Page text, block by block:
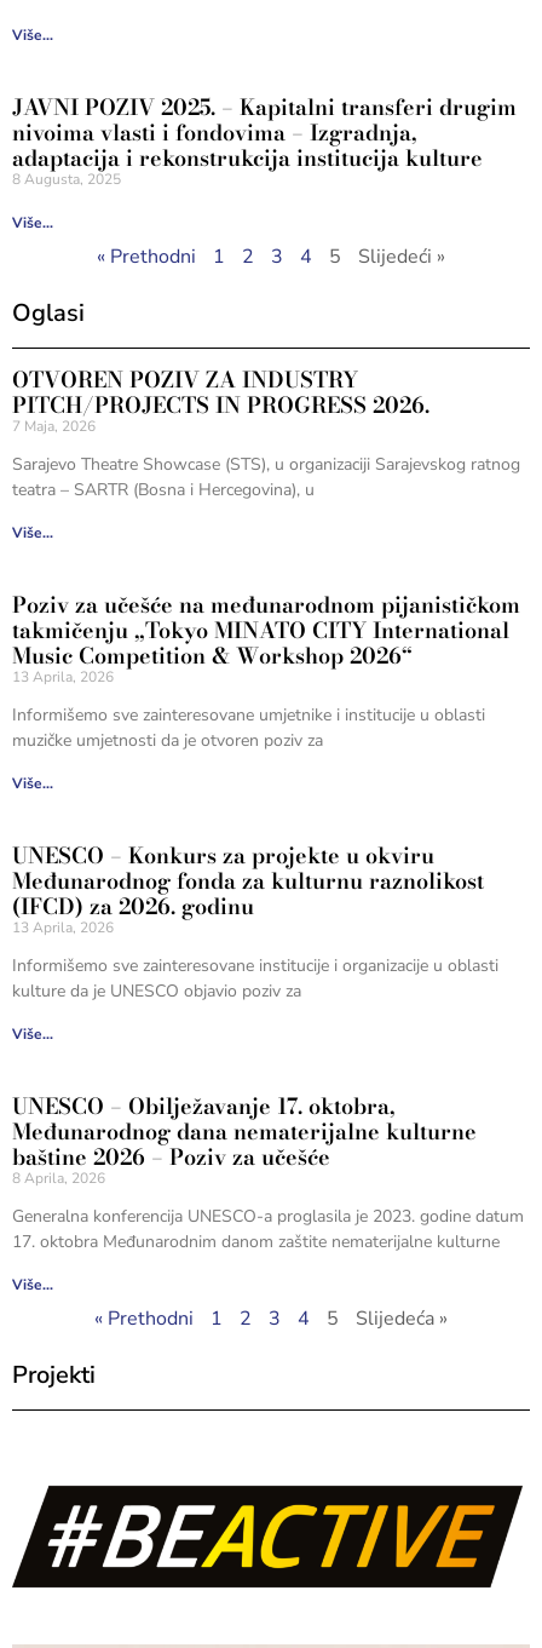
Više...
JAVNI POZIV 2025. – Kapitalni transferi drugim
nivoima vlasti i fondovima – Izgradnja,
adaptacija i rekonstrukcija institucija kulture
8 Augusta, 2025
Više...
« Prethodni 1 2 3 4 5 Slijedeći »
Oglasi
OTVOREN POZIV ZA INDUSTRY
PITCH/PROJECTS IN PROGRESS 2026.
7 Maja, 2026
Sarajevo Theatre Showcase (STS), u organizaciji Sarajevskog ratnog
teatra – SARTR (Bosna i Hercegovina), u
Više...
Poziv za učešće na međunarodnom pijanističkom
takmičenju „Tokyo MINATO CITY International
Music Competition & Workshop 2026“
13 Aprila, 2026
Informišemo sve zainteresovane umjetnike i institucije u oblasti
muzičke umjetnosti da je otvoren poziv za
Više...
UNESCO – Konkurs za projekte u okviru
Međunarodnog fonda za kulturnu raznolikost
(IFCD) za 2026. godinu
13 Aprila, 2026
Informišemo sve zainteresovane institucije i organizacije u oblasti
kulture da je UNESCO objavio poziv za
Više...
UNESCO – Obilježavanje 17. oktobra,
Međunarodnog dana nematerijalne kulturne
baštine 2026 – Poziv za učešće
8 Aprila, 2026
Generalna konferencija UNESCO-a proglasila je 2023. godine datum
17. oktobra Međunarodnim danom zaštite nematerijalne kulturne
Više...
« Prethodni 1 2 3 4 5 Slijedeća »
Projekti